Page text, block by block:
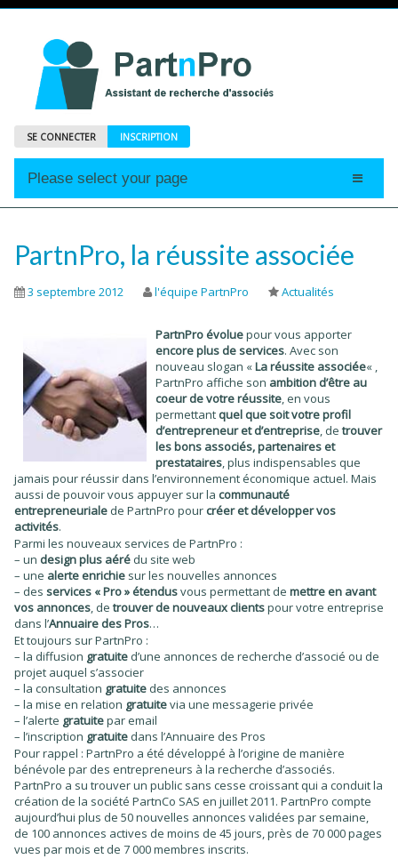
SE CONNECTER INSCRIPTION
Please select your page
Accueil
Annonces
PartnPro, la réussite associée
3 septembre 2012 l'équipe PartnPro Actualités
PartnPro évoluepour vous apporter
encore plus de services. Avec son
nouveau slogan «La réussite associée« ,
PartnPro affiche son ambition d’être au
coeur de votre réussite , en vous
permettant quel que soit votre profil
d’entrepreneur et d’entreprise , de trouver
les bons associés, partenaires et
prestataires , plus indispensables que
jamais pour réussir dans l’environnement économique actuel. Mais
aussi de pouvoir vous appuyer sur la communauté
entrepreneuriale de PartnPro pour créer et développer vos
activités.
Parmi les nouveaux services de PartnPro :
– un design plus aéré du site web
– une alerte enrichie sur les nouvelles annonces
– des services « Pro » étendusvous permettant de mettre en avant
vos annonces, de trouver de nouveaux clientspour votre entreprise
dans l’Annuaire des Pros…
Et toujours sur PartnPro :
– la diffusion gratuite d’une annonces de recherche d’associé ou de
projet auquel s’associer
– la consultation gratuite des annonces
– la mise en relation gratuitevia une messagerie privée
– l’alerte gratuitepar email
– l’inscription gratuite dans l’Annuaire des Pros
Pour rappel : PartnPro a été développé à l’origine de manière
bénévole par des entrepreneurs à la recherche d’associés.
PartnPro a su trouver un public sans cesse croissant qui a conduit la
création de la société PartnCo SAS en juillet 2011. PartnPro compte
aujourd’hui plus de 50 nouvelles annonces validées par semaine,
de 100 annonces actives de moins de 45 jours, près de 70 000 pages
vues par mois et de 7 000 membres inscrits.